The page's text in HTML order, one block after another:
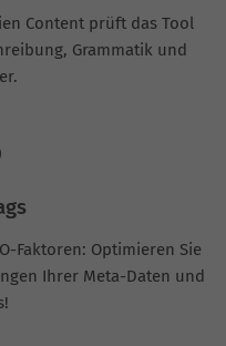
Content prüft das Tool
Grammatik und
Faktoren: Optimieren Sie
Ihrer Meta-Daten und